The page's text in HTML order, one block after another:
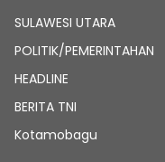
SULAWESI UTARA
POLITIK/PEMERINTAHAN
HEADLINE
BERITA TNI
Kotamobagu